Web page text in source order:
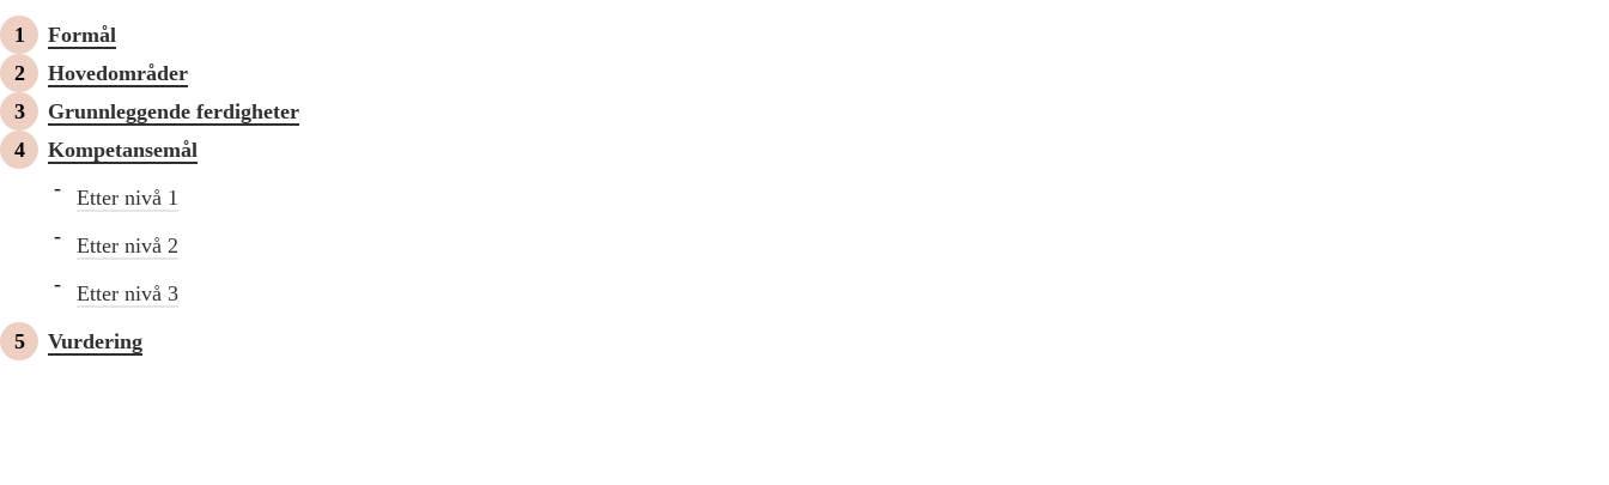
Formål
Hovedområder
Grunnleggende ferdigheter
Kompetansemål
Etter nivå 1
Etter nivå 2
Etter nivå 3
Vurdering